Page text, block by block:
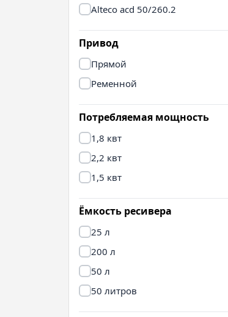
Alteco acd 50/260.2
Привод
Прямой
Ременной
Потребляемая мощность
1,8 квт
2,2 квт
1,5 квт
Ёмкость ресивера
25 л
200 л
50 л
50 литров